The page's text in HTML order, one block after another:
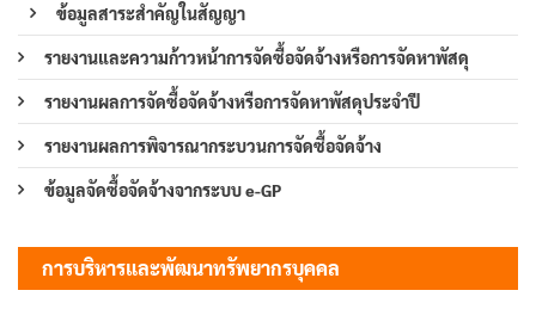
ข้อมูลสาระสำคัญในสัญญา
รายงานและความก้าวหน้าการจัดซื้อจัดจ้างหรือการจัดหาพัสดุ
รายงานผลการจัดซื้อจัดจ้างหรือการจัดหาพัสดุประจำปี
รายงานผลการพิจารณากระบวนการจัดซื้อจัดจ้าง
ข้อมูลจัดซื้อจัดจ้างจากระบบ e-GP
การบริหารและพัฒนาทรัพยากรบุคคล